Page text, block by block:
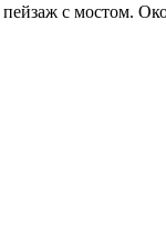
с мостом.